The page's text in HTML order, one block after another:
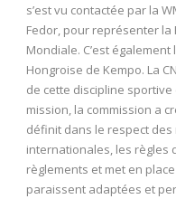
s’est vu contactée par la
Fedor, pour représenter la
Mondiale. C’est
Hongroise de Kempo. La
de cette discipline
mission, la commission a
définit dans le respect
internationales, les règles
règlements et met en
paraissent adaptées et